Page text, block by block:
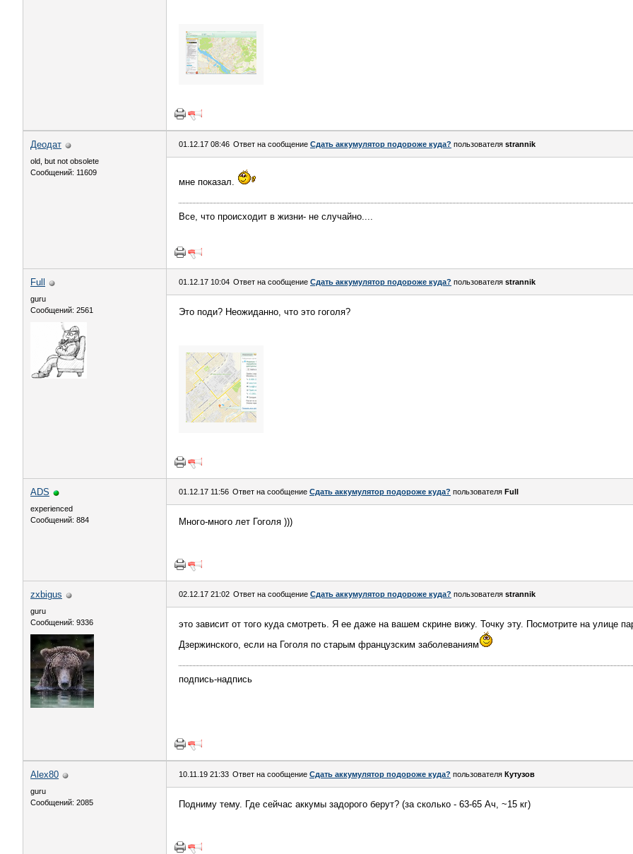
Деодат
old, but not obsolete
Сообщений: 11609
01.12.17 08:46 Ответ на сообщение Сдать аккумулятор подороже куда? пользователя strannik
мне показал.
Все, что происходит в жизни- не случайно....
Full
guru
Сообщений: 2561
01.12.17 10:04 Ответ на сообщение Сдать аккумулятор подороже куда? пользователя strannik
Это поди? Неожиданно, что это гоголя?
ADS
experienced
Сообщений: 884
01.12.17 11:56 Ответ на сообщение Сдать аккумулятор подороже куда? пользователя Full
Много-много лет Гоголя )))
zxbigus
guru
Сообщений: 9336
02.12.17 21:02 Ответ на сообщение Сдать аккумулятор подороже куда? пользователя strannik
это зависит от того куда смотреть. Я ее даже на вашем скрине вижу. Точку эту. Посмотрите на улице
Дзержинского, если на Гоголя по старым французским заболеваниям
подпись-надпись
Alex80
guru
Сообщений: 2085
10.11.19 21:33 Ответ на сообщение Сдать аккумулятор подороже куда? пользователя Кутузов
Подниму тему. Где сейчас аккумы задорого берут? (за сколько - 63-65 Ач, ~15 кг)